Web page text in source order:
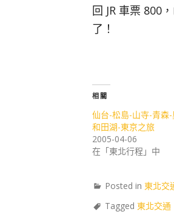
回 JR 車票 800
了！
相關
仙台-松島-山寺-青森
和田湖-東京之旅
2005-04-06
在「東北行程」中
Posted in 東北交
Tagged 東北交通